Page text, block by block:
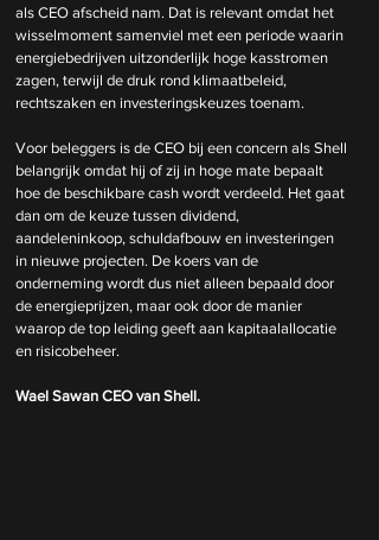
als CEO afscheid nam. Dat is relevant omdat het
wisselmoment samenviel met een periode waarin
energiebedrijven uitzonderlijk hoge kasstromen
zagen, terwijl de druk rond klimaatbeleid,
rechtszaken en investeringskeuzes toenam.
Voor beleggers is de CEO bij een concern als Shell
belangrijk omdat hij of zij in hoge mate bepaalt
hoe de beschikbare cash wordt verdeeld. Het gaat
dan om de keuze tussen dividend,
aandeleninkoop, schuldafbouw en investeringen
in nieuwe projecten. De koers van de
onderneming wordt dus niet alleen bepaald door
de energieprijzen, maar ook door de manier
waarop de top leiding geeft aan kapitaalallocatie
en risicobeheer.
Wael Sawan CEO van Shell.